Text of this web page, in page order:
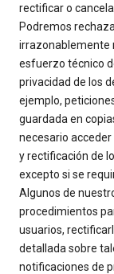
rectificar o
Podremos
irrazonablemente
esfuerzo técnico
privacidad de los
ejemplo,
guardada en
necesario acceder
y rectificación de
excepto si se
Algunos de
procedimientos
usuarios,
detallada sobre
notificaciones de